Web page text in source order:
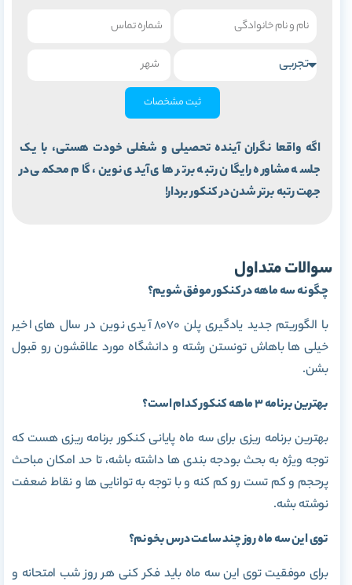
ثبت مشخصات
اگه واقعا نگران آینده تحصیلی و شغلی خودت هستی، با یک
جلسه مشاوره رایگان رتبه برتر های آیدی نوین، گام محکمی در
جهت رتبه برتر شدن در کنکور بردار!
سوالات متداول
چگونه سه ماهه در کنکور موفق شویم؟
با الگوریتم جدید یادگیری پلن 8070 آیدی نوین در سال های اخیر
خیلی ها باهاش تونستن رشته و دانشگاه مورد علاقشون رو قبول
بشن.
بهترین برنامه 3 ماهه کنکور کدام است؟
بهترین برنامه ریزی برای سه ماه پایانی کنکور برنامه ریزی هست که
توجه ویژه به بحث بودجه بندی ها داشته باشه، تا حد امکان مباحث
پرحجم و کم تست رو کم کنه و با توجه به توانایی ها و نقاط ضعفت
نوشته بشه.
توی این سه ماه روز چند ساعت درس بخونم؟
برای موفقیت توی این سه ماه باید فکر کنی هر روز شب امتحانه و